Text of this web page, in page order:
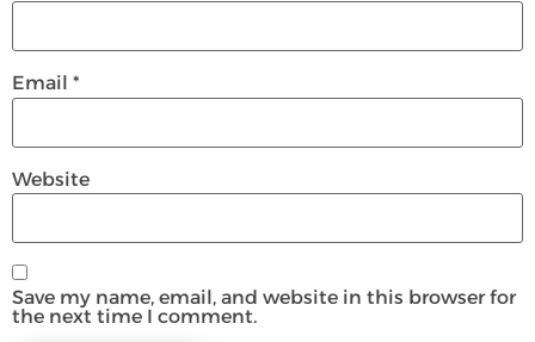
Email *
Website
Save my name, email, and website in this browser for
the next time I comment.